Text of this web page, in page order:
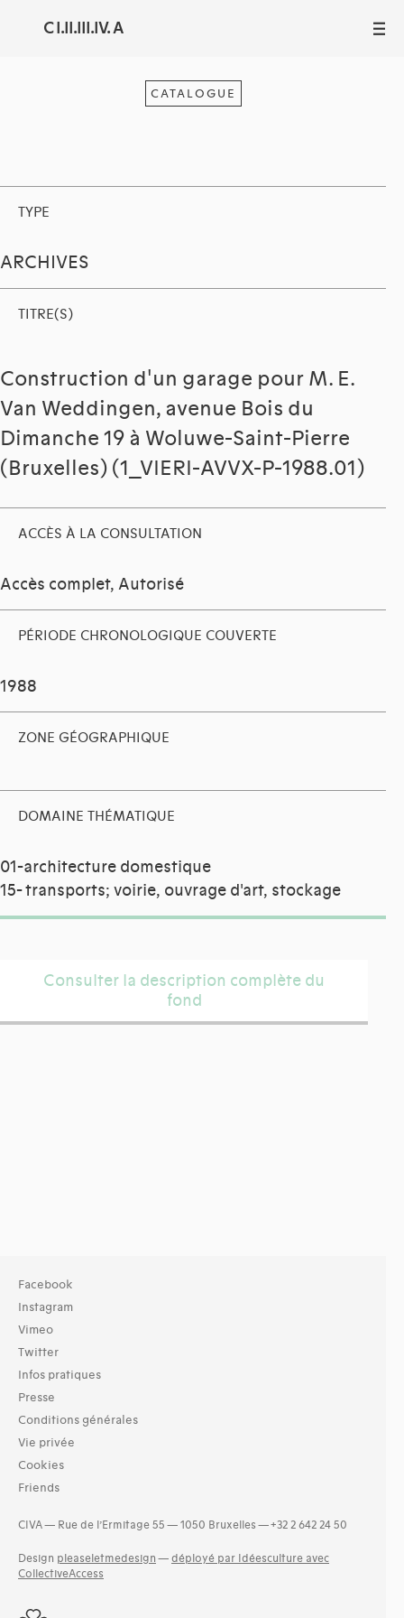
C I.II.III.IV. A III
CATALOGUE
TYPE
ARCHIVES
TITRE(S)
Construction d'un garage pour M. E.
Van Weddingen, avenue Bois du
Dimanche 19 à Woluwe-Saint-Pierre
(Bruxelles) (1_VIERI-AVVX-P-1988.01)
ACCÈS À LA CONSULTATION
Accès complet, Autorisé
PÉRIODE CHRONOLOGIQUE COUVERTE
1988
ZONE GÉOGRAPHIQUE
DOMAINE THÉMATIQUE
01-architecture domestique
15- transports; voirie, ouvrage d'art, stockage
Consulter la description complète du
fond
Facebook
Instagram
Vimeo
Twitter
Infos pratiques
Presse
Conditions générales
Vie privée
Cookies
Friends
CIVA — Rue de l’Ermitage 55 — 1050 Bruxelles — +32 2 642 24 50
Design pleaseletmedesign — déployé par Idéesculture avec
CollectiveAccess